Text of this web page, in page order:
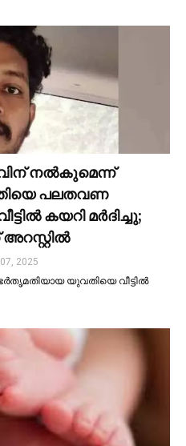
നല്‍കുമെന്ന്
പലതവണ
കയറി മര്‍ദിച്ചു;
2025
യുവതിയെ വീട്ടില്‍